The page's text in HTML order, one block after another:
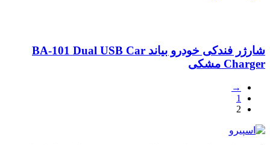
شارژر فندکی خودرو بیاند BA-101 Dual USB Car
Charger مشکی
→
1
2